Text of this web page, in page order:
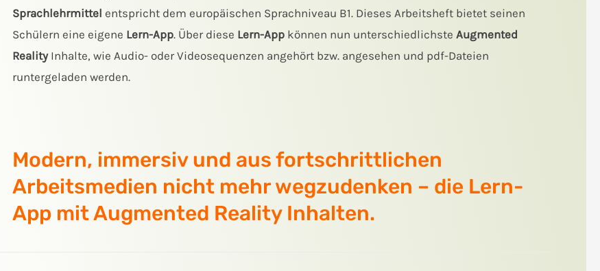
Sprachlehrmittel entspricht dem europäischen Sprachniveau B1. Dieses Arbeitsheft bietet seinen
Schülern eine eigene Lern-App. Über diese Lern-Appkönnen nun unterschiedlichste Augmented
RealityInhalte, wie Audio- oder Videosequenzen angehört bzw. angesehen und pdf-Dateien
runtergeladen werden.
Modern, immersiv und aus fortschrittlichen
Arbeitsmedien nicht mehr wegzudenken – die Lern-
App mit Augmented Reality Inhalten.